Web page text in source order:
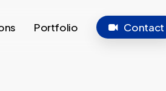
Portfolio Contact